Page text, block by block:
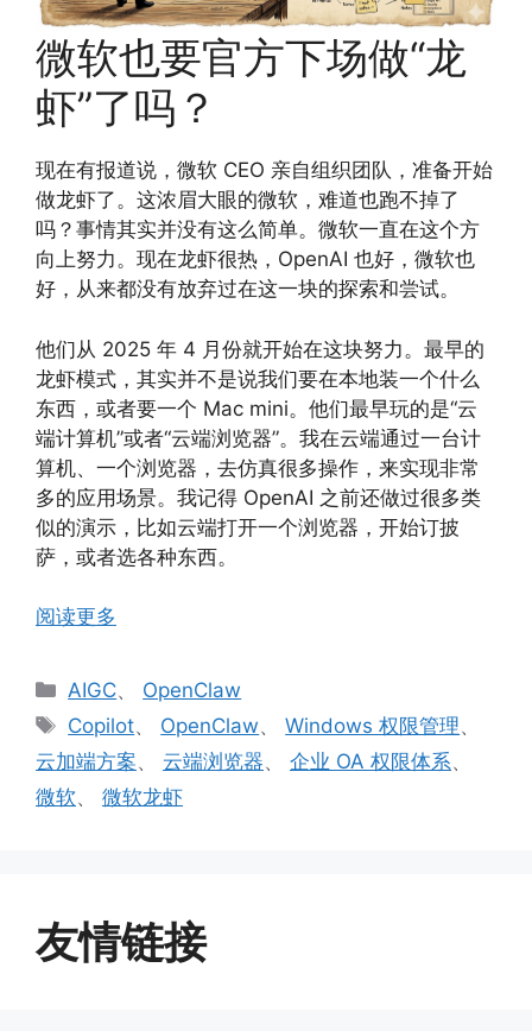
微软也要官方下场做“龙
虾”了吗？
现在有报道说，微软 CEO 亲自组织团队，准备开始
做龙虾了。这浓眉大眼的微软，难道也跑不掉了
吗？事情其实并没有这么简单。微软一直在这个方
向上努力。现在龙虾很热，OpenAI 也好，微软也
好，从来都没有放弃过在这一块的探索和尝试。
他们从 2025 年 4 月份就开始在这块努力。最早的
龙虾模式，其实并不是说我们要在本地装一个什么
东西，或者要一个 Mac mini。他们最早玩的是“云
端计算机”或者“云端浏览器”。我在云端通过一台计
算机、一个浏览器，去仿真很多操作，来实现非常
多的应用场景。我记得 OpenAI 之前还做过很多类
似的演示，比如云端打开一个浏览器，开始订披
萨，或者选各种东西。
阅读更多
分
类
AIGC、 OpenClaw
标
签
Copilot、 OpenClaw、Windows 权限管理、
云加端方案、 云端浏览器、 企业 OA 权限体系、
微软、 微软龙虾
友情链接